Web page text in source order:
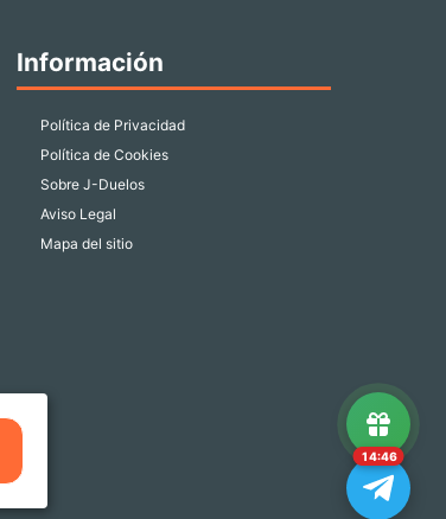
Información
Política de Privacidad
Política de Cookies
Sobre J-Duelos
Aviso Legal
Mapa del sitio
14:46